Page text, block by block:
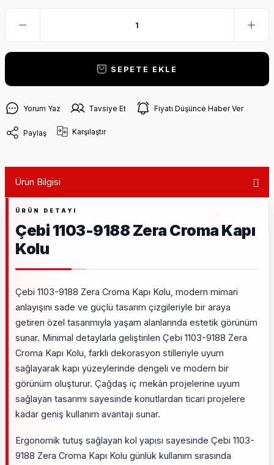
SEPETE EKLE
Yorum Yaz Tavsiye Et Fiyatı Düşünce Haber Ver
Paylaş Karşılaştır
Ürün Bilgisi
Çebi 1103-9188 Zera Croma Kapı
Kolu
Çebi 1103-9188 Zera Croma Kapı Kolu, modern mimari
anlayışını sade ve güçlü tasarım çizgileriyle bir araya
getiren özel tasarımıyla yaşam alanlarında estetik görünüm
sunar. Minimal detaylarla geliştirilen Çebi 1103-9188 Zera
Croma Kapı Kolu, farklı dekorasyon stilleriyle uyum
sağlayarak kapı yüzeylerinde dengeli ve modern bir
görünüm oluşturur. Çağdaş iç mekân projelerine uyum
sağlayan tasarımı sayesinde konutlardan ticari projelere
kadar geniş kullanım avantajı sunar.
Ergonomik tutuş sağlayan kol yapısı sayesinde Çebi 1103-
9188 Zera Croma Kapı Kolu günlük kullanım sırasında